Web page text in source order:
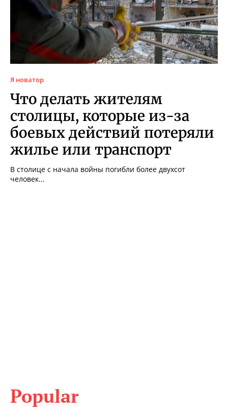
Я новатор
Что делать жителям
столицы, которые из-за
боевых действий потеряли
жилье или транспорт
В столице с начала войны погибли более двухсот
человек...
Popular